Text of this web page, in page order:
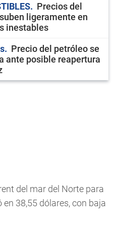
Precios del
ligeramente en
inestables
Precio del petróleo se
ante posible reapertura
del mar del Norte para
38,55 dólares, con baja